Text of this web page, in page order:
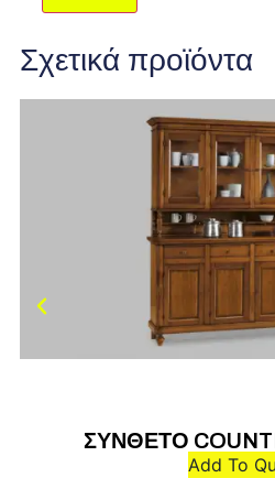
Σχετικά προϊόντα
ΣΥΝΘΕΤΟ
Add To